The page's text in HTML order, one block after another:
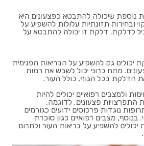
נוספת שיכולה להתבטא כפצעונים היא
ובחירות תזונתיות עלולות להשפיע על
לדלקת. דלקת זו יכולה להתבטא על
יכולים גם להשפיע על הבריאות הפנימית
מתח כרוני יכול לשבש את רמות
הדלקת בכל הגוף, כולל העור.
ולמצבים רפואיים יכולים להיות
התפרצויות פצעונים. לדוגמה,
נוגדות פרכוסים ידועים כגורמים
בנוסף, מצבים רפואיים כגון סוכרת
יכולים להשפיע על בריאות העור ולתרום